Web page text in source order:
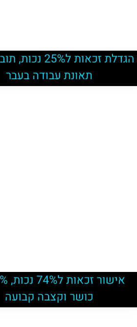
הגדלת זכאות
תאונת עבודה בעבר
כושר וקצבה קבועה